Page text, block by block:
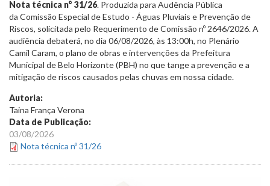
Nota técnica n° 31/26. Produzida para Audência Pública
da Comissão Especial de Estudo - Águas Pluviais e Prevenção de
Riscos, solicitada pelo Requerimento de Comissão nº 2646/2026. A
audiência debaterá, no dia 06/08/2026, às 13:00h, no Plenário
Camil Caram, o plano de obras e intervenções da Prefeitura
Municipal de Belo Horizonte (PBH) no que tange a prevenção e a
mitigação de riscos causados pelas chuvas em nossa cidade.
Autoria:
Taina França Verona
Data de Publicação:
03/08/2026
Nota técnica nº 31/26